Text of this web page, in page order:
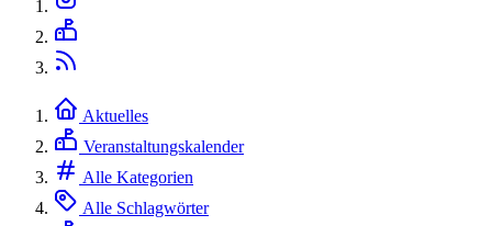
Aktuelles
Veranstaltungskalender
Alle Kategorien
Alle Schlagwörter